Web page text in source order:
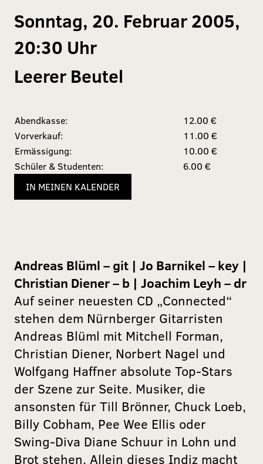
Sonntag, 20. Februar 2005,
20:30 Uhr
Leerer Beutel
Abendkasse:
12.00 €
Vorverkauf:
11.00 €
Ermässigung:
10.00 €
Schüler & Studenten:
6.00 €
IN MEINEN KALENDER
Andreas Blüml – git | Jo Barnikel – key |
Christian Diener – b | Joachim Leyh – dr
Auf seiner neuesten CD „Connected“
stehen dem Nürnberger Gitarristen
Andreas Blüml mit Mitchell Forman,
Christian Diener, Norbert Nagel und
Wolfgang Haffner absolute Top-Stars
der Szene zur Seite. Musiker, die
ansonsten für Till Brönner, Chuck Loeb,
Billy Cobham, Pee Wee Ellis oder
Swing-Diva Diane Schuur in Lohn und
Brot stehen. Allein dieses Indiz macht